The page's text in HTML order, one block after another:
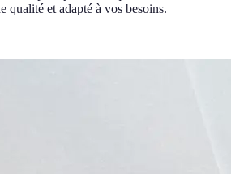
qualité et adapté à vos besoins.